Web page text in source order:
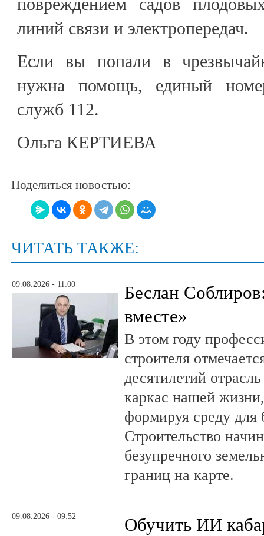
линий связи и электропередач.
Если вы попали в
нужна помощь, единый
служб 112.
Ольга КЕРТИЕВА
Поделиться новостью:
ЧИТАТЬ ТАКЖЕ:
09.08.2026 - 11:00
Беслан
вместе»
В этом году
строителя
десятилетий
каркас нашей
формируя среду
Строительство
безупречного
границ на карте.
09.08.2026 - 09:52 Обучить ИИ